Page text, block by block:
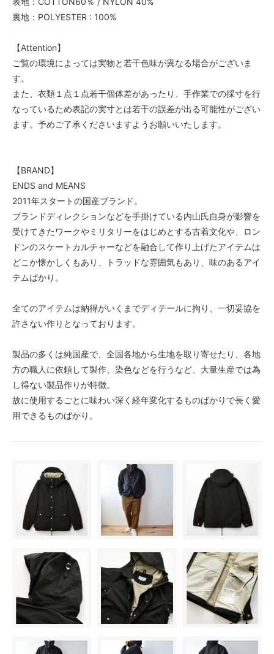
裏地：POLYESTER : 100%
【Attention】
ご覧の環境によっては実物と若干色味が異なる場合がございま
す。
また、衣類１点１点若干個体差があったり、手作業での採寸を行
なっているため表記の実寸とは若干の誤差が出る可能性がござい
ます。予めご了承くださいますようお願いいたします。
【BRAND】
ENDS and MEANS
2011年スタートの国産ブランド。
ブランドディレクションなどを手掛けている内山氏自身が影響を
受けてきたワークやミリタリーをはじめとする古着文化や、ロン
ドンのスケートカルチャーなどを融合して作り上げたアイテムは
どこか懐かしくもあり、トラッドな雰囲気もあり、味のあるアイ
テムばかり。
全てのアイテムは納得がいくまでディテールに拘り、一切妥協を
許さない作りとなっております。
製品の多くは純国産で、全国各地から生地を取り寄せたり、各地
方の職人に依頼して製作、染色などを行うなど、大量生産では為
し得ない製品作りが特徴。
故に使用するごとに味わい深く経年変化するものばかりで長く愛
用できるものばかり。